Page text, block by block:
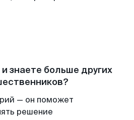
знаете больше других
— он поможет
решение